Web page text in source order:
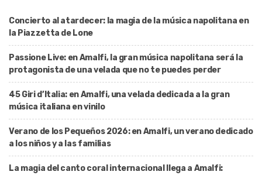
Concierto al atardecer: la magia de la música napolitana en
la Piazzetta de Lone
Passione Live: en Amalfi, la gran música napolitana será la
protagonista de una velada que no te puedes perder
45 Giri d’Italia: en Amalfi, una velada dedicada a la gran
música italiana en vinilo
Verano de los Pequeños 2026: en Amalfi, un verano dedicado
a los niños y a las familias
La magia del canto coral internacional llega a Amalfi: